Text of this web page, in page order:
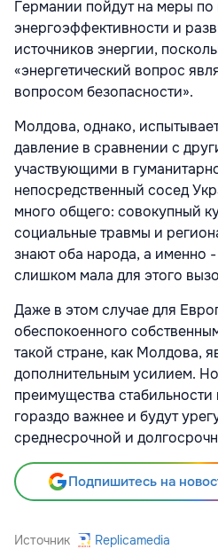
Германии пойдут на меры
энергоэффективности и
источников энергии,
«энергетический вопрос
вопросом безопасности».
Молдова, однако,
давление в сравнении с
участвующими в
непосредственный сосед
много общего: совокупный
социальные травмы и
знают оба народа, а именно
слишком мала для этого
Даже в этом случае для
обеспокоенного
такой стране, как Молдова,
дополнительным усилием.
преимущества
гораздо важнее и будут
среднесрочной и
Подпишитесь на
Источник Replicamedia